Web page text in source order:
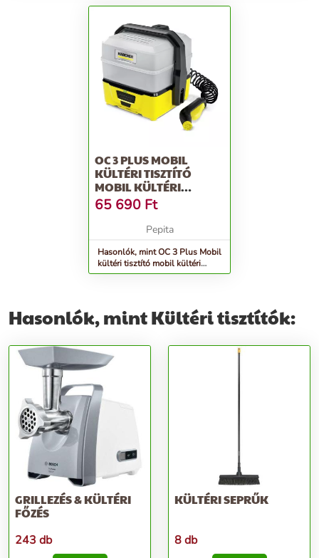
OC 3 PLUS MOBIL
KÜLTÉRI TISZTÍTÓ
MOBIL KÜLTÉRI
TISZTÍTÓ
65 690 Ft
Pepita
Hasonlók, mint OC 3 Plus Mobil
kültéri tisztító mobil kültéri
tisztító
Hasonlók, mint Kültéri tisztítók:
GRILLEZÉS & KÜLTÉRI
FŐZÉS
243 db
KÜLTÉRI SEPRŰK
8 db